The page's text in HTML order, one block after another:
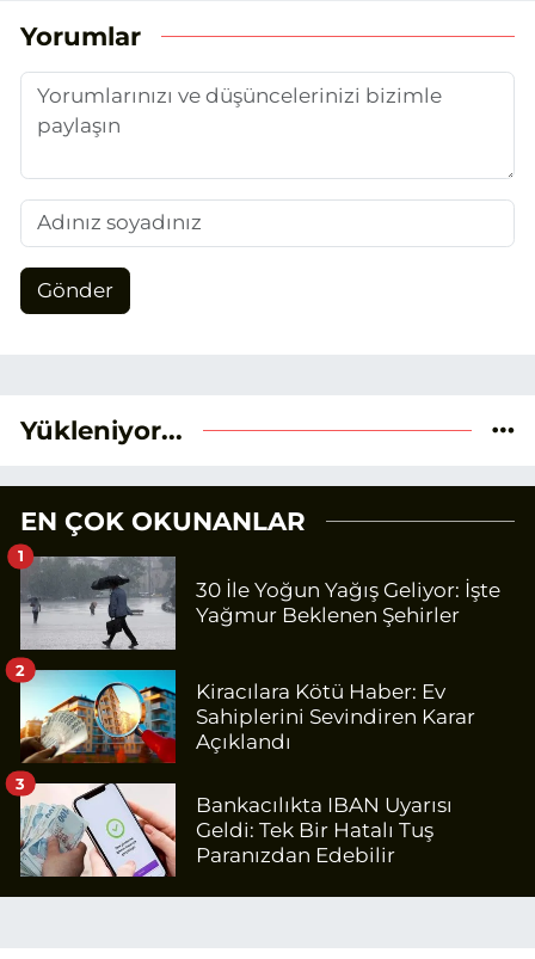
adım attım.
Yorumlar
Gönder
Yükleniyor...
EN ÇOK OKUNANLAR
30 İle Yoğun Yağış Geliyor: İşte
Yağmur Beklenen Şehirler
1
Kiracılara Kötü Haber: Ev
Sahiplerini Sevindiren Karar
Açıklandı
2
Bankacılıkta IBAN Uyarısı
Geldi: Tek Bir Hatalı Tuş
Paranızdan Edebilir
3